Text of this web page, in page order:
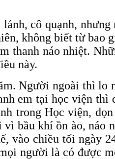
cô quạnh,
không biết từ bao
thanh náo nhiệt.
này.
Người ngoài thì lo
em tại học viện
trong Học viện,
bầu khí ồn ào, náo
vào chiều tối ngày
người là có được